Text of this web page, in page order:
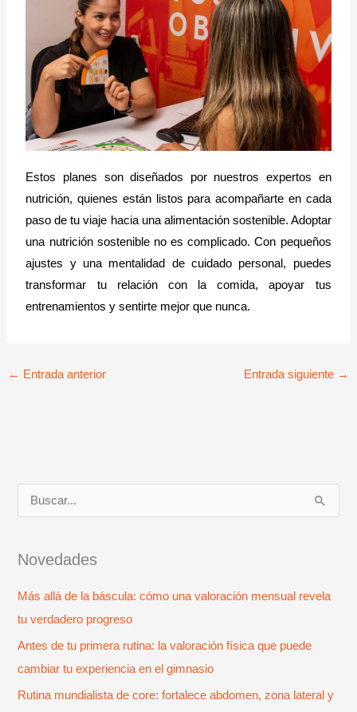
Estos planes son diseñados por nuestros expertos en
nutrición, quienes están listos para acompañarte en cada
paso de tu viaje hacia una alimentación sostenible. Adoptar
una nutrición sostenible no es complicado. Con pequeños
ajustes y una mentalidad de cuidado personal, puedes
transformar tu relación con la comida, apoyar tus
entrenamientos y sentirte mejor que nunca.
← Entrada anterior Entrada siguiente →
s
a
r
p
o
r
Novedades
Más allá de la báscula: cómo una valoración mensual revela
tu verdadero progreso
Antes de tu primera rutina: la valoración física que puede
cambiar tu experiencia en el gimnasio
Rutina mundialista de core: fortalece abdomen, zona lateral y